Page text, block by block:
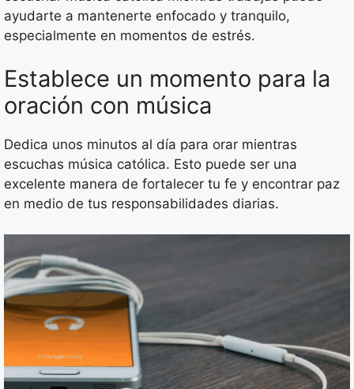
ayudarte a mantenerte enfocado y tranquilo,
especialmente en momentos de estrés.
Establece un momento para la
oración con música
Dedica unos minutos al día para orar mientras
escuchas música católica. Esto puede ser una
excelente manera de fortalecer tu fe y encontrar paz
en medio de tus responsabilidades diarias.